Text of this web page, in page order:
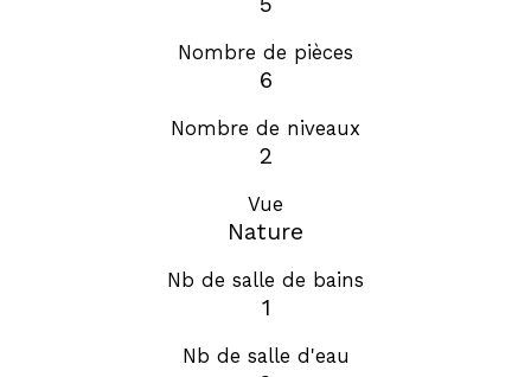
Nombre de pièces
6
Nombre de niveaux
2
Vue
Nature
Nb de salle de bains
1
Nb de salle d'eau